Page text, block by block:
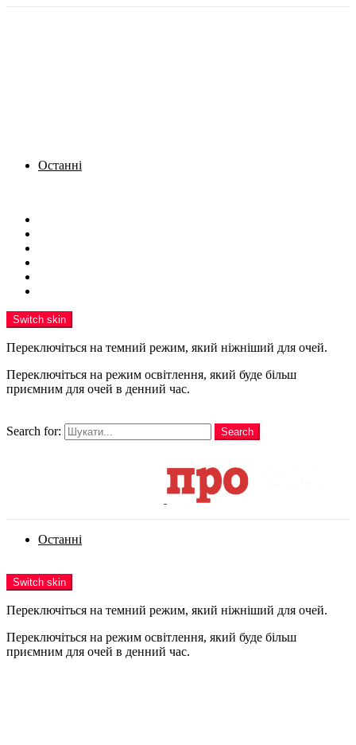
Останні
Switch skin
Переключіться на темний режим, який ніжніший для очей.
Переключіться на режим освітлення, який буде більш
приємним для очей в денний час.
Search for:
Search
Останні
Switch skin
Переключіться на темний режим, який ніжніший для очей.
Переключіться на режим освітлення, який буде більш
приємним для очей в денний час.